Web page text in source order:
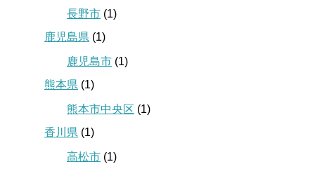
長野市 (1)
鹿児島県 (1)
鹿児島市 (1)
熊本県 (1)
熊本市中央区 (1)
香川県 (1)
高松市 (1)